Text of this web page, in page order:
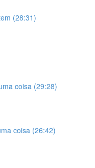
(28:31)
coisa (29:28)
coisa (26:42)